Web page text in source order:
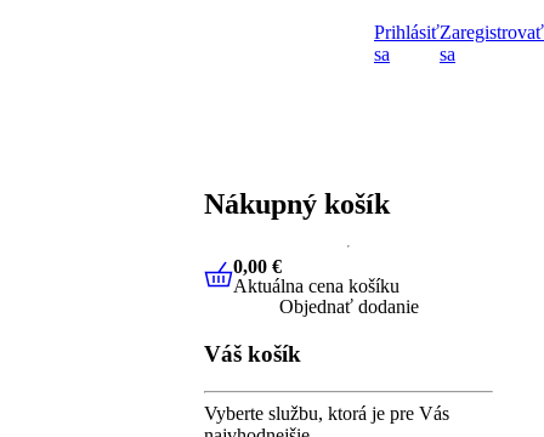
Prihlásiť
sa
Zaregistrovať
sa
Nákupný košík
0,00 €Aktuálna cena košíku
0,00 €
Aktuálna cena košíku
Objednať dodanie
Váš košík
Vyberte službu, ktorá je pre Vás